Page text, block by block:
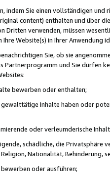
indem Sie einen vollständigen
content) enthalten und über
Dritten verwenden, müssen
Website(s) in Ihrer Anwendung
Sie, ob sie
Partnerprogramm und Sie dürfen
bewerben oder enthalten;
Inhalte haben oder
oder verleumderische
schädliche, die Privatsphäre
Nationalität, Behinderung,
oder ausführen;